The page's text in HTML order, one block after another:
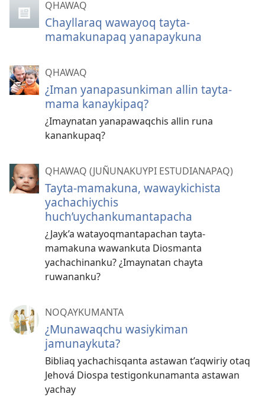
QHAWAQ
Chayllaraq wawayoq tayta-
mamakunapaq yanapaykuna
QHAWAQ
¿Iman yanapasunkiman allin tayta-
mama kanaykipaq?
¿Imaynatan yanapawaqchis allin runa
kanankupaq?
QHAWAQ (JUÑUNAKUYPI ESTUDIANAPAQ)
Tayta-mamakuna, wawaykichista
yachachiychis
huch’uychankumantapacha
¿Jayk’a watayoqmantapachan tayta-
mamakuna wawankuta Diosmanta
yachachinanku? ¿Imaynatan chayta
ruwananku?
NOQAYKUMANTA
¿Munawaqchu wasiykiman
jamunaykuta?
Bibliaq yachachisqanta astawan t’aqwiriy otaq
Jehová Diospa testigonkunamanta astawan
yachay